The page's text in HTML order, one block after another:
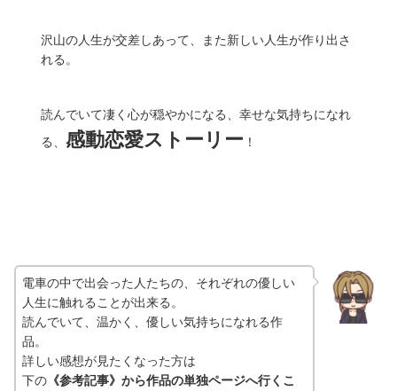
沢山の人生が交差しあって、また新しい人生が作り出さ
れる。
読んでいて凄く心が穏やかになる、幸せな気持ちになれ
る、 感動恋愛ストーリー ！
電車の中で出会った人たちの、それぞれの優しい
人生に触れることが出来る。
読んでいて、温かく、優しい気持ちになれる作
品。
詳しい感想が見たくなった方は
下の 《参考記事》から作品の単独ページへ行くこ